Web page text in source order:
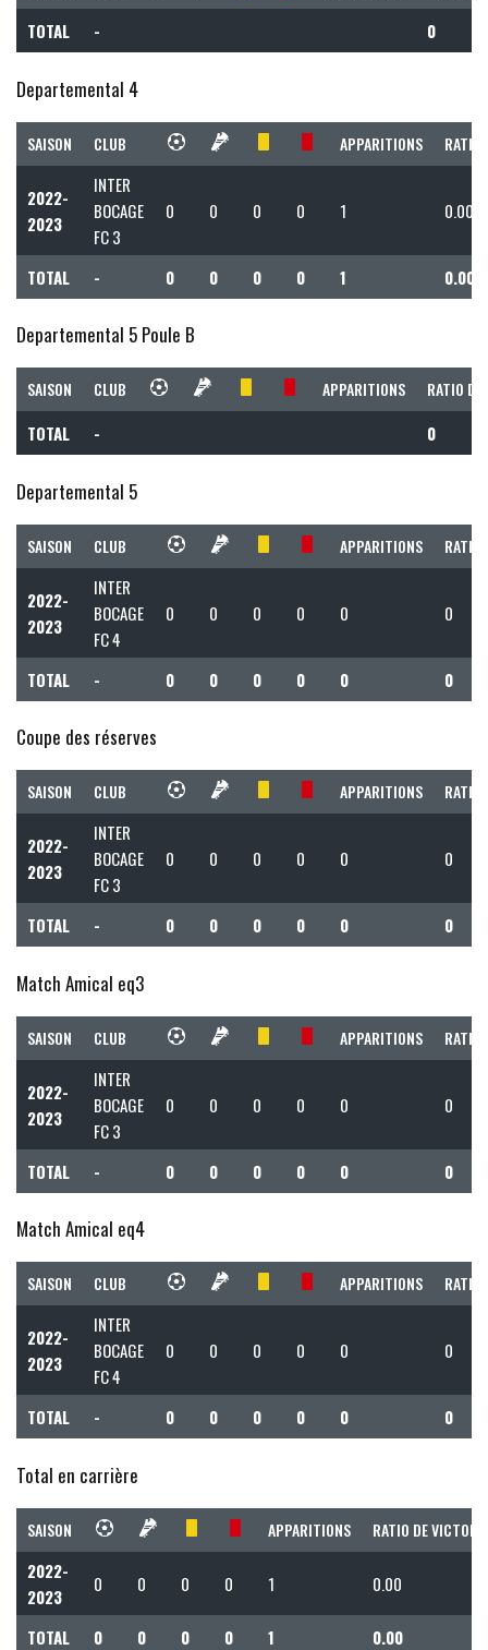
TOTAL - 0
Departemental 4
SAISON CLUB APPARITIONS RATIO
2022-
2023
INTER
BOCAGE
FC 3
0 0 0 0 1 0.00
TOTAL - 0 0 0 0 1 0.00
Departemental 5 Poule B
SAISON CLUB APPARITIONS RATIO
TOTAL - 0
Departemental 5
SAISON CLUB APPARITIONS RATIO
2022-
2023
INTER
BOCAGE
FC 4
0 0 0 0 0 0
TOTAL - 0 0 0 0 0 0
Coupe des réserves
SAISON CLUB APPARITIONS RATIO
2022-
2023
INTER
BOCAGE
FC 3
0 0 0 0 0 0
TOTAL - 0 0 0 0 0 0
Match Amical eq3
SAISON CLUB APPARITIONS RATIO
2022-
2023
INTER
BOCAGE
FC 3
0 0 0 0 0 0
TOTAL - 0 0 0 0 0 0
Match Amical eq4
SAISON CLUB APPARITIONS RATIO
2022-
2023
INTER
BOCAGE
FC 4
0 0 0 0 0 0
TOTAL - 0 0 0 0 0 0
Total en carrière
SAISON APPARITIONS RATIO DE VICTOIRE
2022-
2023
0 0 0 0 1 0.00
TOTAL 0 0 0 0 1 0.00